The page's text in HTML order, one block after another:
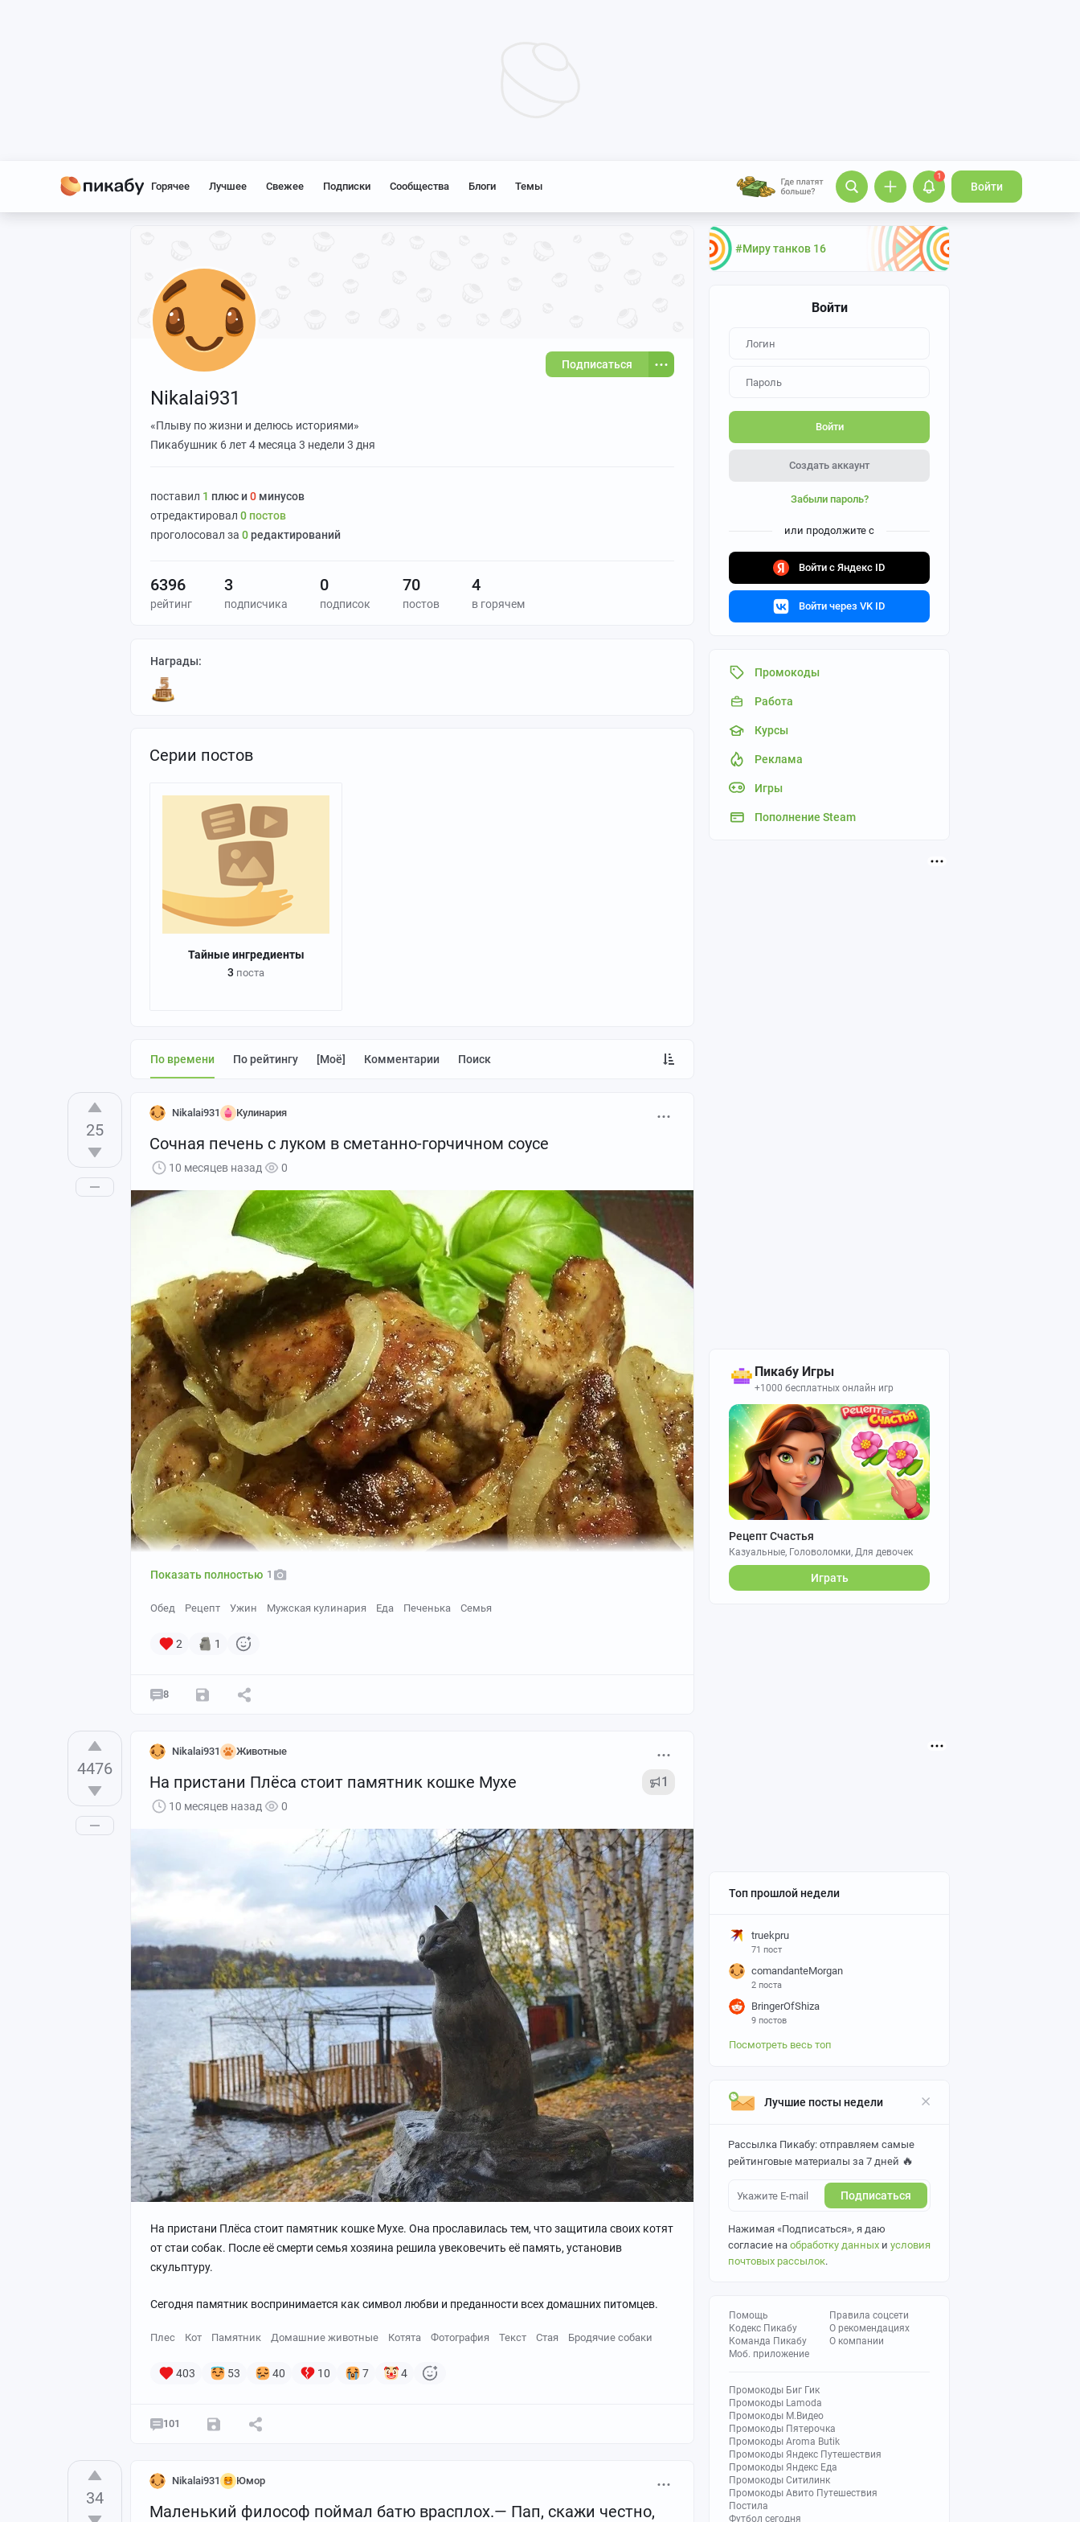
Горячее Лучшее Свежее Подписки Сообщества Блоги Темы
1
Войти
#Миру танков 16
Войти
Войти
Создать аккаунт
Забыли пароль?
или продолжите с
Войти с Яндекс ID
Войти через VK ID
Промокоды
Работа
Курсы
Реклама
Игры
Пополнение Steam
Пикабу Игры
+1000 бесплатных онлайн игр
Рецепт Счастья
Казуальные, Головоломки, Для девочек
Играть
Топ прошлой недели
truekpru
71 пост
comandanteMorgan
2 поста
BringerOfShiza
9 постов
Посмотреть весь топ
Лучшие посты недели
Рассылка Пикабу: отправляем самые
рейтинговые материалы за 7 дней 🔥
Подписаться
Нажимая «Подписаться», я даю
согласие на обработку данных и условия
почтовых рассылок.
Помощь
Кодекс Пикабу
Команда Пикабу
Моб. приложение
Правила соцсети
О рекомендациях
О компании
Промокоды Биг Гик
Промокоды Lamoda
Промокоды М.Видео
Промокоды Пятерочка
Промокоды Aroma Butik
Промокоды Яндекс Путешествия
Промокоды Яндекс Еда
Промокоды Ситилинк
Промокоды Авито Путешествия
Постила
Футбол сегодня
Nikalai931
Подписаться
«Плыву по жизни и делюсь историями»
Пикабушник 6 лет 4 месяца 3 недели 3 дня
поставил 1 плюс и0 минусов
отредактировал 0 постов
проголосовал за 0редактирований
6396
рейтинг
3
подписчика
0
подписок
70
постов
4
в горячем
Награды:
Серии постов
Тайные ингредиенты
3 поста
По времени По рейтингу [моё] Комментарии Поиск
25
Nikalai931 Кулинария
Сочная печень с луком в сметанно-горчичном соусе
10 месяцев назад 0
Ингредиенты:
Лук — 3–4 шт.
Чеснок — 2 зубчика
Сметана — 4 ст. л.
Соль, специи — по вкусу
Растительное масло — для жарки
Приготовление:
Подготовка печени:нарежьте печень порционными кусочками и залейте кипятком на 2–3
минуты. Этот метод делает печень мягкой и избавляет от неприятного запаха, заменяя
замачивание в молоке.
Обжарка лука:нарежьте лук тонкими полукольцами и обжарьте на растительном масле.
Добавьте щепотку сахара и соли — так лук станет красивого золотистого цвета.
Добавляем чеснок:к золотистому луку добавьте мелко нарубленный чеснок и обжаривайте
ещё 30–60 секунд.
Тушение печени:добавьте подготовленную печень, посолите по вкусу и уменьшите огонь.
Накройте сковороду крышкой и тушите 3 минуты.
Готовим соус:смешайте сметану с горчицей. Если сметана густая, добавьте немного воды,
чтобы соус получился мягким.
Соединяем все:залейте печень соусом, аккуратно перемешайте и тушите под крышкой
Подача:подавайте с картофельным пюре, отварным рисом или любым любимым гарниром.
Показать полностью 1
Обед Рецепт Ужин Мужская кулинария Еда Печенька Семья
2 1
8
4476
Nikalai931 Животные
На пристани Плёса стоит памятник кошке Мухе 1
10 месяцев назад 0
На пристани Плёса стоит памятник кошке Мухе. Она прославилась тем, что защитила своих котят
от стаи собак. После её смерти семья хозяина решила увековечить её память, установив
скульптуру.
Сегодня памятник воспринимается как символ любви и преданности всех домашних питомцев.
Плес Кот Памятник Домашние животные Котята Фотография Текст Стая Бродячие собаки
403 53 40 10 7 4
101
34
Nikalai931 Юмор
Маленький философ поймал батю врасплох.— Пап, скажи честно,